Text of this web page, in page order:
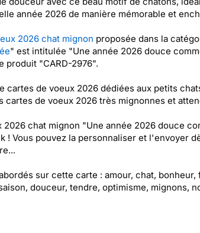
année 2026 de manière mémorable et
2026 chat mignon proposée dans la
" est intitulée "Une année 2026 douce
produit "CARD-2976".
cartes de voeux 2026 dédiées aux petits
cartes de voeux 2026 très mignonnes et
2026 chat mignon "Une année 2026 douce
! Vous pouvez la personnaliser et l'envoyer
sur cette carte : amour, chat,
douceur, tendre, optimisme, mignons,